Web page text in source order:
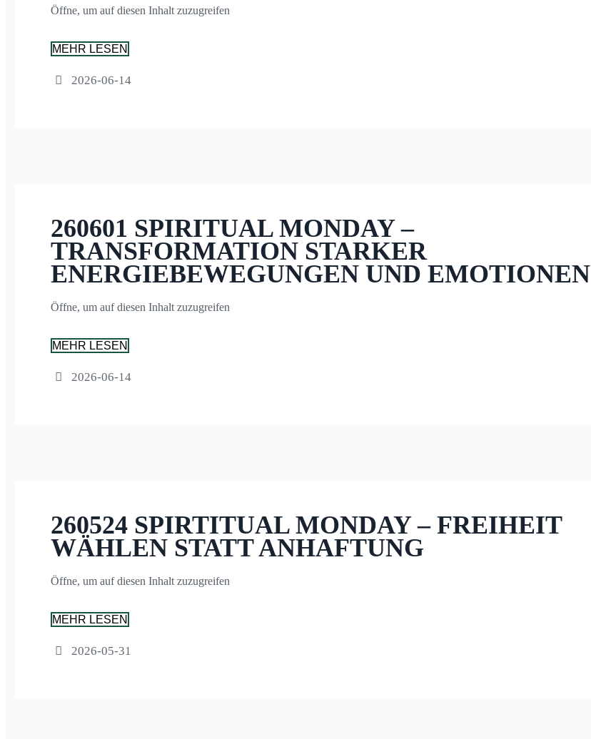
Öffne, um auf diesen Inhalt zuzugreifen
MEHR LESEN
2026-06-14
260601 SPIRITUAL MONDAY –
TRANSFORMATION STARKER
ENERGIEBEWEGUNGEN UND EMOTIONEN
Öffne, um auf diesen Inhalt zuzugreifen
MEHR LESEN
2026-06-14
260524 SPIRTITUAL MONDAY – FREIHEIT
WÄHLEN STATT ANHAFTUNG
Öffne, um auf diesen Inhalt zuzugreifen
MEHR LESEN
2026-05-31